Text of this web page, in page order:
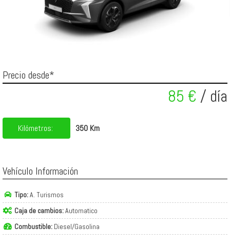
Precio desde*
85 € / día
Kilómetros: 350 Km
Vehículo Información
Tipo:A. Turismos
Caja de cambios:Automatico
Combustible: Diesel/Gasolina